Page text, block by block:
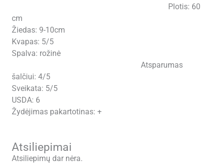
Plotis: 60
cm
Žiedas: 9-10cm
Kvapas: 5/5
Spalva: rožinė
Atsparumas
šalčiui: 4/5
Sveikata: 5/5
USDA: 6
Žydėjimas pakartotinas: +
Atsiliepimai
Atsiliepimų dar nėra.